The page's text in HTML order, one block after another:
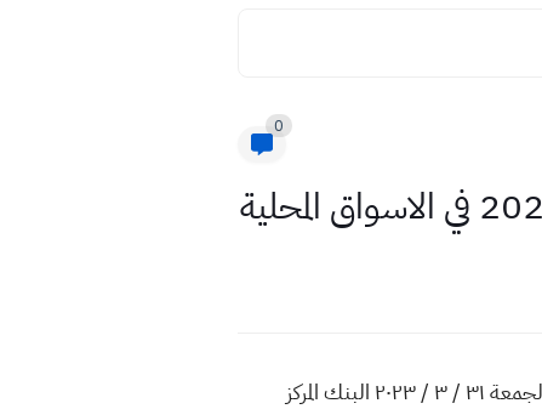
0
سعر 100 دولار في العراق اليوم ٢٠٢٣ اسعار صرف الدولار 2023 مقابل الدينار العراقي الصيرفات المحلية اليوم الجمعة ٣١ / ٣ / ٢٠٢٣ البنك المركز